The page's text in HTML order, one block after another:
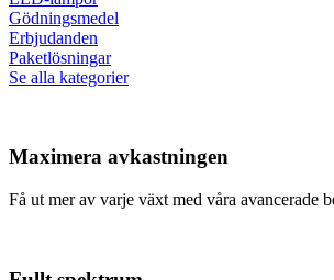
Gödningsmedel
Erbjudanden
Paketlösningar
Se alla kategorier
Maximera avkastningen
Få ut mer av varje växt med våra avancerade